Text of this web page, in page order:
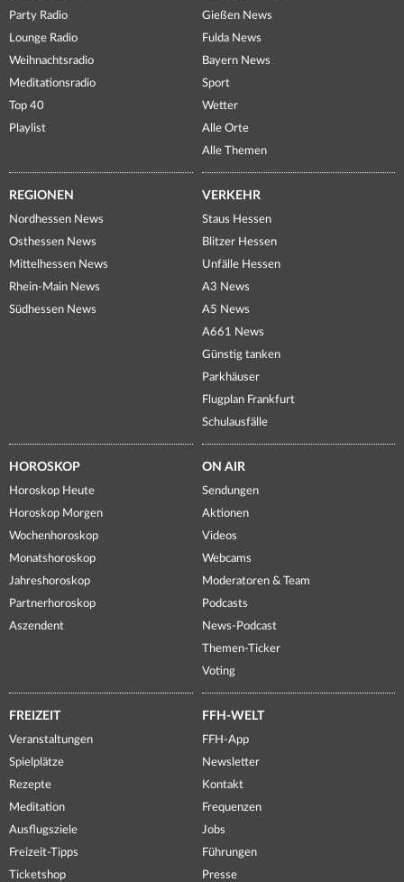
Party Radio
Lounge Radio
Weihnachtsradio
Meditationsradio
Top 40
Playlist
Gießen News
Fulda News
Bayern News
Sport
Wetter
Alle Orte
Alle Themen
REGIONEN
Nordhessen News
Osthessen News
Mittelhessen News
Rhein-Main News
Südhessen News
VERKEHR
Staus Hessen
Blitzer Hessen
Unfälle Hessen
A3 News
A5 News
A661 News
Günstig tanken
Parkhäuser
Flugplan Frankfurt
Schulausfälle
HOROSKOP
Horoskop Heute
Horoskop Morgen
Wochenhoroskop
Monatshoroskop
Jahreshoroskop
Partnerhoroskop
Aszendent
ON AIR
Sendungen
Aktionen
Videos
Webcams
Moderatoren & Team
Podcasts
News-Podcast
Themen-Ticker
Voting
FREIZEIT
Veranstaltungen
Spielplätze
Rezepte
Meditation
Ausflugsziele
Freizeit-Tipps
Ticketshop
FFH-WELT
FFH-App
Newsletter
Kontakt
Frequenzen
Jobs
Führungen
Presse